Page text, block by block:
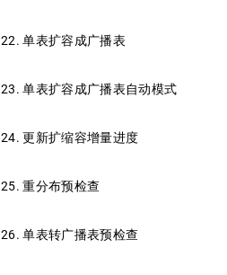
22. 单表扩容成广播表
23. 单表扩容成广播表自动模式
24. 更新扩缩容增量进度
25. 重分布预检查
26. 单表转广播表预检查